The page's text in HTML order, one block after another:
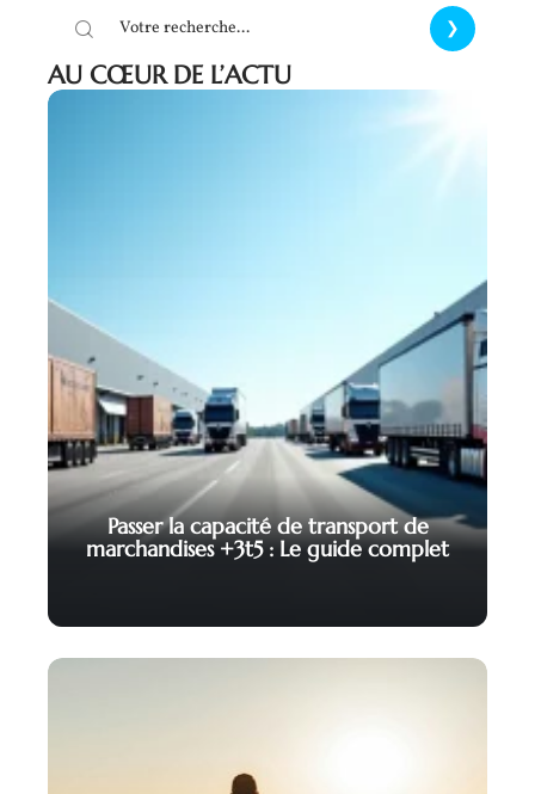
AU CŒUR DE L’ACTU
Passer la capacité de transport de
marchandises +3t5 : Le guide complet